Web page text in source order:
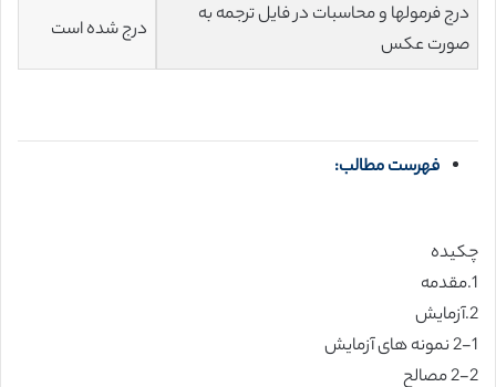
درج فرمولها و محاسبات در فایل ترجمه به
صورت عکس
درج شده است
فهرست مطالب:
چکیده
1.مقدمه
2.آزمایش
2-1 نمونه های آزمایش
2-2 مصالح